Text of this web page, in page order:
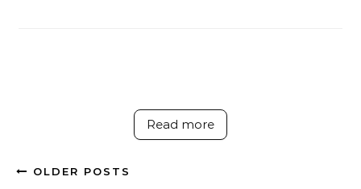
Read more
OLDER POSTS